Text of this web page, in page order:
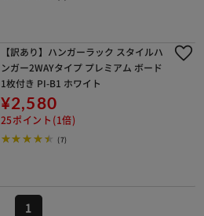
【訳あり】ハンガーラック スタイルハ
ンガー2WAYタイプ プレミアム ボード
1枚付き PI-B1 ホワイト
¥2,580
25ポイント(1倍)
(7)
1